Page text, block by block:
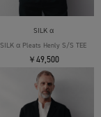
SILK α
SILK α Pleats Henly S/S TEE
￥49,500